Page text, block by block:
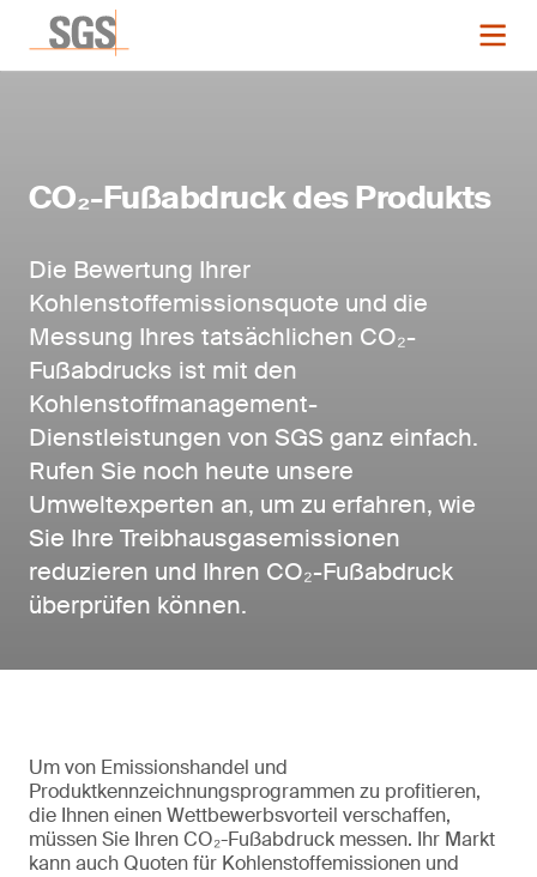
CO₂-Fußabdruck des Produkts
Die Bewertung Ihrer
Kohlenstoffemissionsquote und die
Messung Ihres tatsächlichen CO₂-
Fußabdrucks ist mit den
Kohlenstoffmanagement-
Dienstleistungen von SGS ganz einfach.
Rufen Sie noch heute unsere
Umweltexperten an, um zu erfahren, wie
Sie Ihre Treibhausgasemissionen
reduzieren und Ihren CO₂-Fußabdruck
überprüfen können.
Um von Emissionshandel und
Produktkennzeichnungsprogrammen zu profitieren,
die Ihnen einen Wettbewerbsvorteil verschaffen,
müssen Sie Ihren CO₂-Fußabdruck messen. Ihr Markt
kann auch Quoten für Kohlenstoffemissionen und